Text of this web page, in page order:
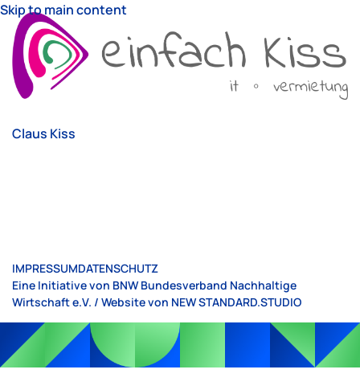
Skip to main content
Claus Kiss
IMPRESSUMDATENSCHUTZ
Eine Initiative von BNW Bundesverband Nachhaltige
Wirtschaft e.V. / Website von NEW STANDARD.STUDIO